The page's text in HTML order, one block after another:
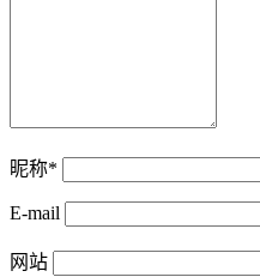
昵称*
E-mail
网站